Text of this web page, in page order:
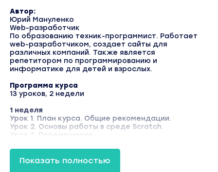
Автор:
Юрий Мануленко
Web-разработчик
По образованию техник-программист. Работает
web-разработчиком, создает сайты для
различных компаний. Также является
репетитором по программированию и
информатике для детей и взрослых.
Программа курса
13 уроков, 2 недели
1 неделя
Урок 1. План курса. Общие рекомендации.
Урок 2. Основы работы в среде Scratch.
Урок 3. Перемещение.
Урок 5. Создание счетчика времени и очков.
Урок 6. Условие. Теория.
Показать полностью